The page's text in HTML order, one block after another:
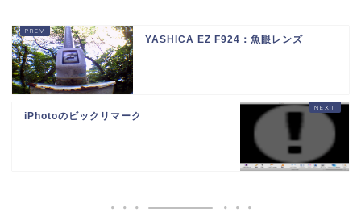
YASHICA EZ F924：魚眼レンズ
iPhotoのビックリマーク